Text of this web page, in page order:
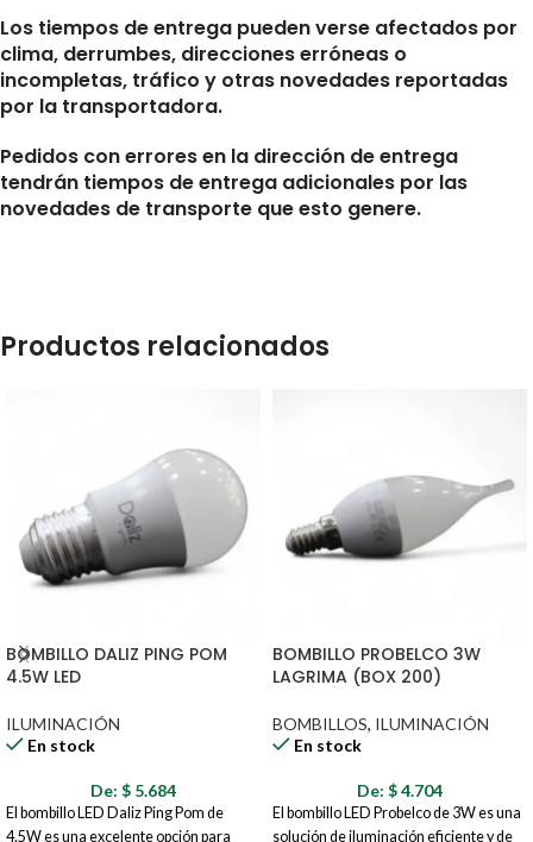
Los tiempos de entrega pueden verse afectados por
clima, derrumbes, direcciones erróneas o
incompletas, tráfico y otras novedades reportadas
por la transportadora.
Pedidos con errores en la dirección de entrega
tendrán tiempos de entrega adicionales por las
novedades de transporte que esto genere.
Productos relacionados
BOMBILLO DALIZ PING POM
4.5W LED
ILUMINACIÓN
En stock
De: $ 5.684
El bombillo LED Daliz Ping Pom de
4.5W es una excelente opción para
BOMBILLO PROBELCO 3W
LAGRIMA (BOX 200)
BOMBILLOS, ILUMINACIÓN
En stock
De: $4.704
El bombillo LED Probelco de 3W es una
solución de iluminación eficiente y de